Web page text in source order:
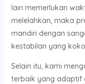
lain memerlukan
melelahkan, maka
mandiri dengan
kestabilan yang
Selain itu, kami
terbaik yang adaptif